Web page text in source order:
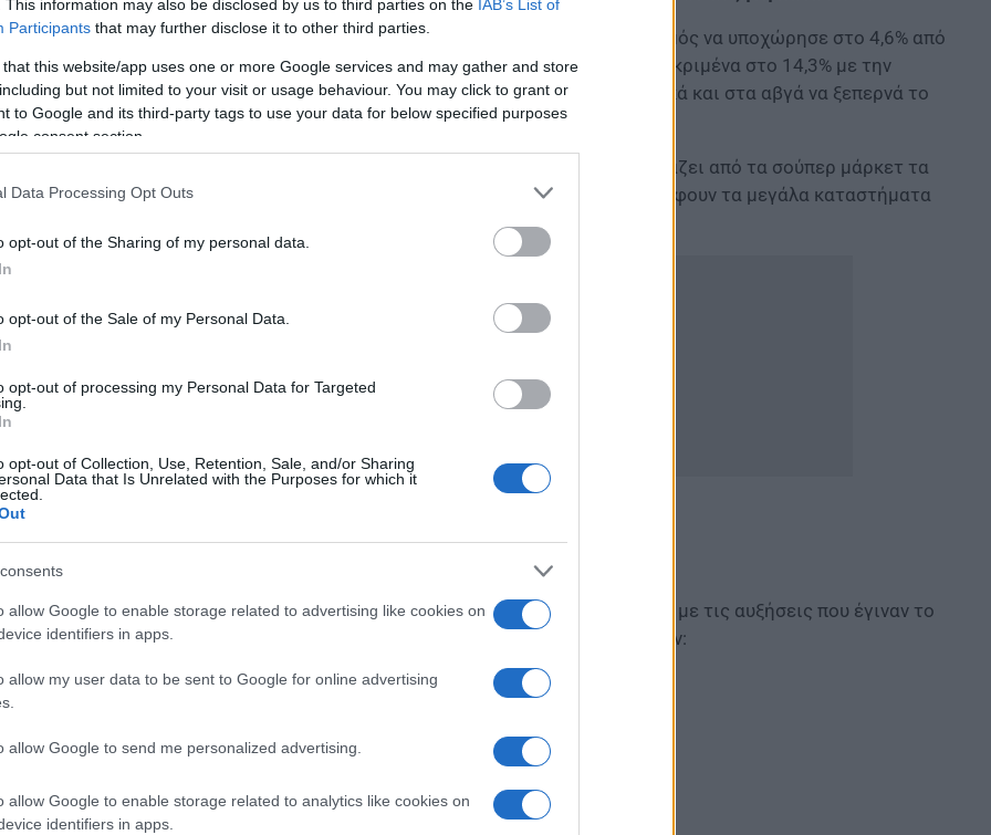
This information may also be disclosed by us to third parties on the IAB’s List of
Participants that may further disclose it to other third parties.
that this website/app uses one or more Google services and may gather and store
but not limited to your visit or usage behaviour. You may click to grant or
to Google and its third-party tags to use your data for below specified purposes
consent section.
Data Processing Opt Outs
opt-out of the Sharing of my personal data.
opt-out of the Sale of my Personal Data.
opt-out of processing my Personal Data for Targeted
opt-out of Collection, Use, Retention, Sale, and/or Sharing
Data that Is Unrelated with the Purposes for which it
allow Google to enable storage related to advertising like cookies on
identifiers in apps.
allow my user data to be sent to Google for online advertising
allow Google to send me personalized advertising.
allow Google to enable storage related to analytics like cookies on
identifiers in apps.
με τα τελευταία στοιχεία της ΕΛΣΤΑΤ τον Μάρτιο μπορεί ο πληθωρισμός να υποχώρησε στο 4,6% από
τον Φεβρουάριο, στα τρόφιμα όμως παρέμεινε σε υψηλά επίπεδα και συγκεκριμένα στο 14,3% με την
μεταβολή σε ορισμένα προϊόντα όπως για παράδειγμα στα γαλακτοκομικά και στα αβγά να ξεπερνά το
ακρίβεια έχει οδηγήσει την πλειονότητα των πολιτών να αγοράζει από τα σούπερ μάρκετ τα
αναγκαία, γεγονός που αποτυπώνεται και στις πωλήσεις που καταγράφουν τα μεγάλα καταστήματα
των νέων ανατιμήσεων
αναμένεται να συνεχισθούν, με μικρότερη όμως ένταση σε σχέση με τις αυξήσεις που έγιναν το
δίμηνο του έτους. Οι νέες αυξήσεις θα αφορούν 25 κατηγορίες προϊόντων:
ιδιωτικής ετικέτας έως 30%
ιδιωτικής ετικέτας έως 30%
προϊόντα έως 19% (από μια εταιρεία)
έως 15%
15%